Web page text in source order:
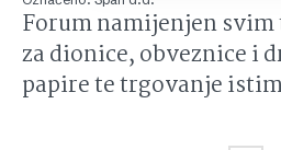
Forum namijenjen
za dionice, obveznice i
papire te trgovanje